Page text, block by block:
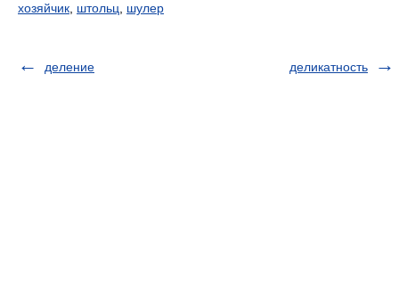
хозяйчик штольц шулер
деление деликатность